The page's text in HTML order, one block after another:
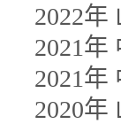
2022年
2021年
2021年
2020年